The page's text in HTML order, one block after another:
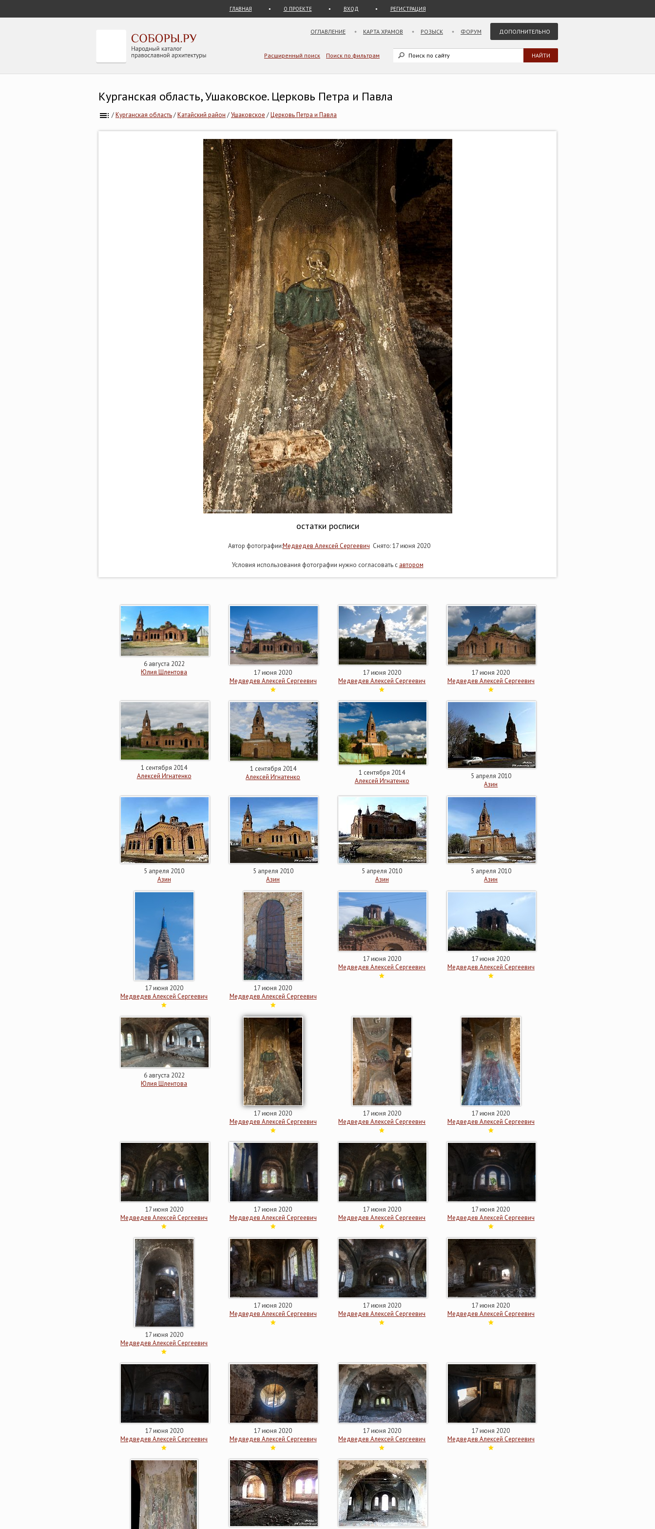
ГЛАВНАЯ О ПРОЕКТЕ ВХОД РЕГИСТРАЦИЯ
ОГЛАВЛЕНИЕ КАРТА ХРАМОВ РОЗЫСК ФОРУМ ДОПОЛНИТЕЛЬНО
Расширенный поиск Поиск по фильтрам
Курганская область, Ушаковское. Церковь Петра и Павла
/Курганская область/Катайский район /Ушаковское /Церковь Петра и Павла
остатки росписи
Автор фотографии:Медведев Алексей Сергеевич Снято: 17 июня 2020
Условия использования фотографии нужно согласовать с автором
6 августа 2022
Юлия Шлентова
17 июня 2020
Медведев Алексей Сергеевич
17 июня 2020
Медведев Алексей Сергеевич
17 июня 2020
Медведев Алексей Сергеевич
1 сентября 2014
Алексей Игнатенко
1 сентября 2014
Алексей Игнатенко
1 сентября 2014
Алексей Игнатенко
5 апреля 2010
Азин
5 апреля 2010
Азин
5 апреля 2010
Азин
5 апреля 2010
Азин
5 апреля 2010
Азин
17 июня 2020
Медведев Алексей Сергеевич
17 июня 2020
Медведев Алексей Сергеевич
17 июня 2020
Медведев Алексей Сергеевич
17 июня 2020
Медведев Алексей Сергеевич
6 августа 2022
Юлия Шлентова
17 июня 2020
Медведев Алексей Сергеевич
17 июня 2020
Медведев Алексей Сергеевич
17 июня 2020
Медведев Алексей Сергеевич
17 июня 2020
Медведев Алексей Сергеевич
17 июня 2020
Медведев Алексей Сергеевич
17 июня 2020
Медведев Алексей Сергеевич
17 июня 2020
Медведев Алексей Сергеевич
17 июня 2020
Медведев Алексей Сергеевич
17 июня 2020
Медведев Алексей Сергеевич
17 июня 2020
Медведев Алексей Сергеевич
17 июня 2020
Медведев Алексей Сергеевич
17 июня 2020
Медведев Алексей Сергеевич
17 июня 2020
Медведев Алексей Сергеевич
17 июня 2020
Медведев Алексей Сергеевич
17 июня 2020
Медведев Алексей Сергеевич